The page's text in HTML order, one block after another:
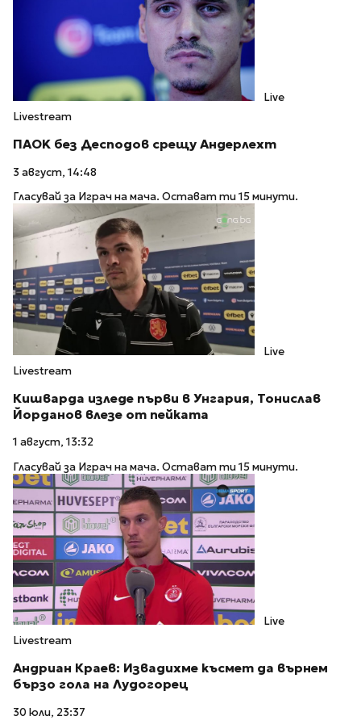
Live
Livestream
ПАOK без Десподов срещу Андерлехт
3 август, 14:48
Гласувай за Играч на мача. Остават ти 15 минути.
Live
Livestream
Кишварда изледе първи в Унгария, Тонислав
Йорданов влезе от пейката
1 август, 13:32
Гласувай за Играч на мача. Остават ти 15 минути.
Live
Livestream
Андриан Краев: Извадихме късмет да върнем
бързо гола на Лудогорец
30 юли, 23:37